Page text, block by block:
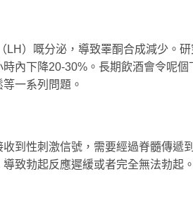
LH）嘅分泌，導致睪酮合成減少。研
內下降20-30%。長期飲酒會令呢個
一系列問題。
到性刺激信號，需要經過脊髓傳遞
致勃起反應遲緩或者完全無法勃起